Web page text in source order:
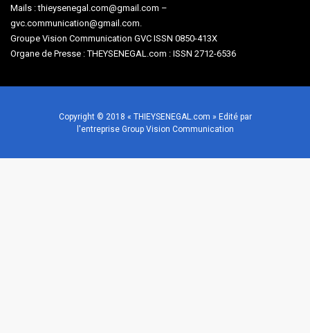
Mails : thieysenegal.com@gmail.com –
gvc.communication@gmail.com.
Groupe Vision Communication GVC ISSN 0850-413X
Organe de Presse : THEYSENEGAL.com : ISSN 2712-6536
Copyright © 2018 « THIEYSENEGAL.com » Edité par
l'entreprise Group Vision Communication